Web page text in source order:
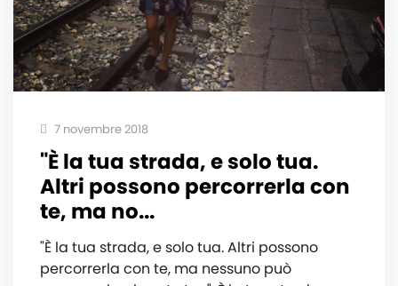
7 novembre 2018
"È la tua strada, e solo tua.
Altri possono percorrerla con
te, ma no...
"È la tua strada, e solo tua. Altri possono
percorrerla con te, ma nessuno può